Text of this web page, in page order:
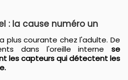
: la cause numéro un
dans l'oreille interne se
les capteurs qui détectent les